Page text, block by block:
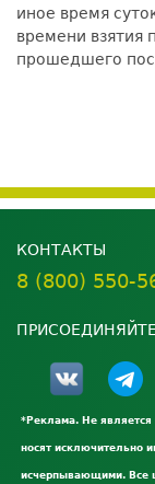
иное время
времени взятия
прошедшего
КОНТАКТЫ
8 (800) 550-
*Реклама. Не
носят исключительно
исчерпывающими. Все